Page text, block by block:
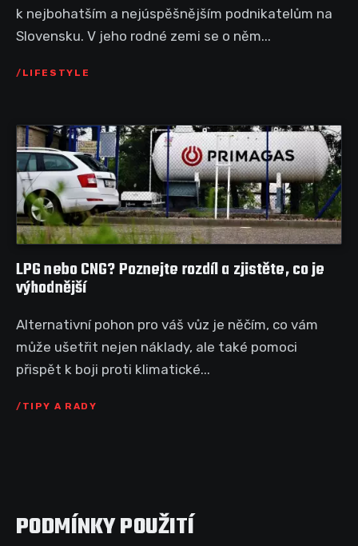
k nejbohatším a nejúspěšnějším podnikatelům na
Slovensku. V jeho rodné zemi se o něm...
LIFESTYLE
LPG nebo CNG? Poznejte rozdíl a zjistěte, co je
výhodnější
Alternativní pohon pro váš vůz je něčím, co vám
může ušetřit nejen náklady, ale také pomoci
přispět k boji proti klimatické...
TIPY A RADY
PODMÍNKY POUŽITÍ